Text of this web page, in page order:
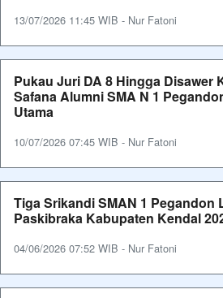
13/07/2026 11:45 WIB - Nur Fatoni
Pukau Juri DA 8 Hingga Disawer
Safana Alumni SMA N 1
Utama
10/07/2026 07:45 WIB - Nur Fatoni
Tiga Srikandi SMAN 1 Pegandon
Paskibraka Kabupaten Kendal
04/06/2026 07:52 WIB - Nur Fatoni